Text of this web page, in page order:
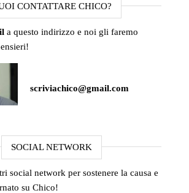
CONTATTARE CHICO?
a questo indirizzo e noi gli faremo
scriviachico@gmail.com
SOCIAL NETWORK
social network per sostenere la causa e
su Chico!